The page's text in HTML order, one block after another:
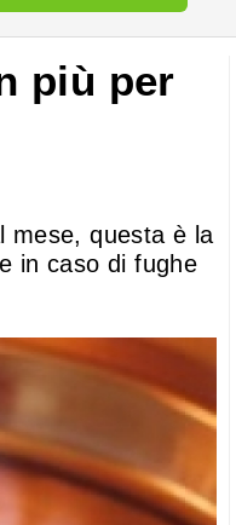
più per
mese, questa è la
in caso di fughe